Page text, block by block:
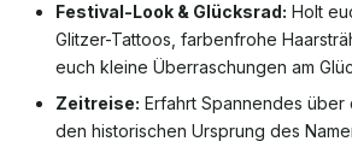
Festival-Look & Glücksrad: Holt
Glitzer-Tattoos, farbenfrohe
euch kleine Überraschungen am
Zeitreise: Erfahrt Spannendes über
den historischen Ursprung des